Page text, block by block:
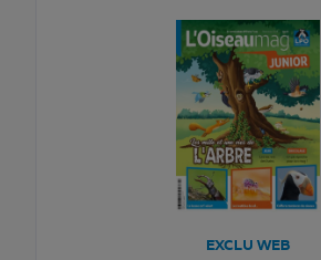
EXCLU WEB